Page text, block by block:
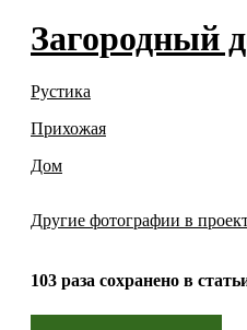
Загородный
Рустика
Прихожая
Дом
Другие фотографии в
103 раза сохранено в